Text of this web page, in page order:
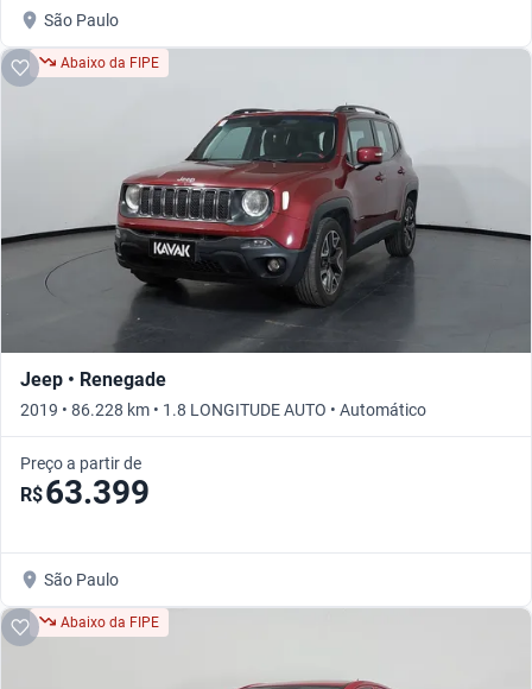
São Paulo
Abaixo da FIPE
Jeep • Renegade
2019 • 86.228 km • 1.8 LONGITUDE AUTO • Automático
Preço a partir de
R$63.399
São Paulo
Abaixo da FIPE